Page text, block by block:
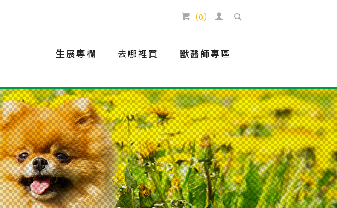
生展專欄 去哪裡買 獸醫師專區
(0)